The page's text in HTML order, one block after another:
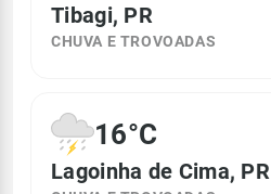
Tibagi, PR
CHUVA E TROVOADAS
16°C
Lagoinha de Cima, PR